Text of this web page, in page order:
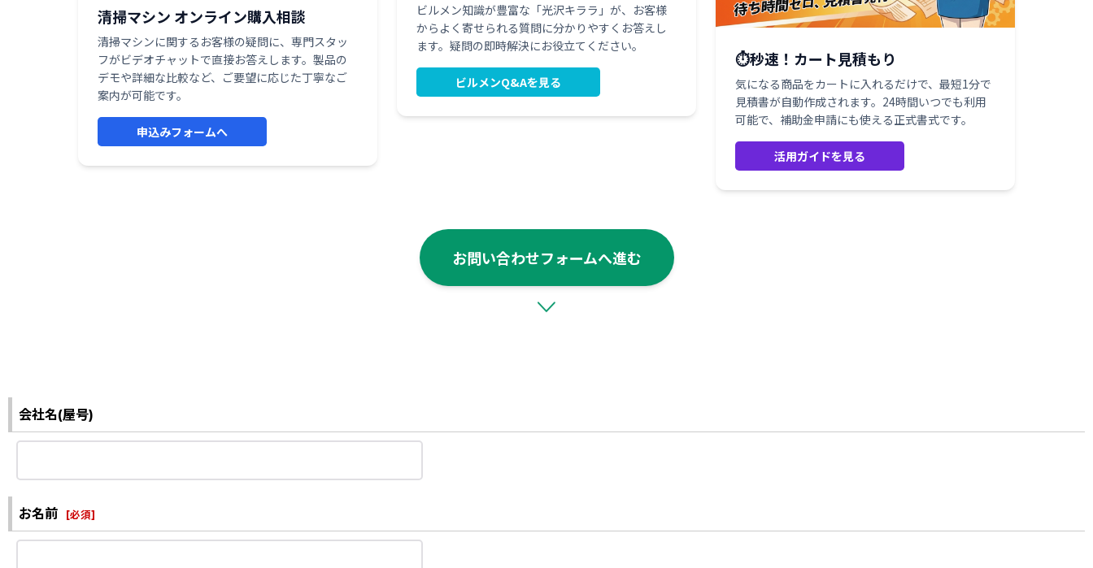
清掃マシン オンライン購入相談
清掃マシンに関するお客様の疑問に、専門スタッ
フがビデオチャットで直接お答えします。製品の
デモや詳細な比較など、ご要望に応じた丁寧なご
案内が可能です。
申込みフォームへ
ビルメン知識が豊富な「光沢キララ」が、お客様
からよく寄せられる質問に分かりやすくお答えし
ます。疑問の即時解決にお役立てください。
ビルメンQ&Aを見る
⏱️秒速！カート見積もり
気になる商品をカートに入れるだけで、最短1分で
見積書が自動作成されます。24時間いつでも利用
可能で、補助金申請にも使える正式書式です。
活用ガイドを見る
お問い合わせフォームへ進む
会社名(屋号)
お名前 [必須]